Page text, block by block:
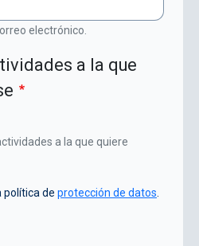
electrónico.
a la que
a la que quiere
política de protección de datos